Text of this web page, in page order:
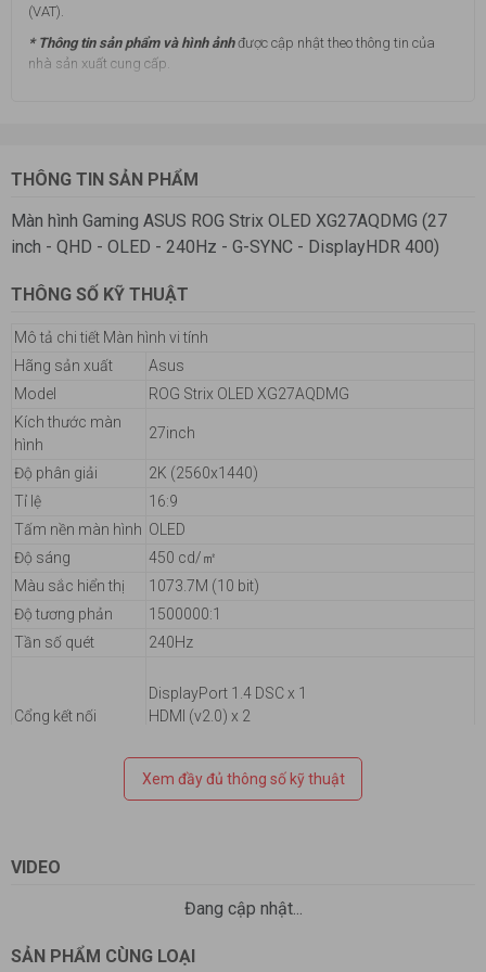
(VAT).
* Thông tin sản phẩm và hình ảnhđược cập nhật theo thông tin của
nhà sản xuất cung cấp.
THÔNG TIN SẢN PHẨM
Màn hình Gaming ASUS ROG Strix OLED XG27AQDMG (27
inch - QHD - OLED - 240Hz - G-SYNC - DisplayHDR 400)
THÔNG SỐ KỸ THUẬT
Mô tả chi tiết Màn hình vi tính
Hãng sản xuất
Asus
Model
ROG Strix OLED XG27AQDMG
Kích thước màn
hình
27inch
Độ phân giải
2K (2560x1440)
Tỉ lệ
16:9
Tấm nền màn hình OLED
Độ sáng
450 cd/㎡
Màu sắc hiển thị
1073.7M (10 bit)
Độ tương phản
1500000:1
Tần số quét
240Hz
Cổng kết nối
DisplayPort 1.4 DSC x 1
HDMI (v2.0) x 2
USB Hub: 2x USB 3.2 Gen 1 Type-A
0.03ms
Center
Điện năng tiêu thụ
Chế độ tiết kiệm năng lượng <0,5W
Xem đầy đủ thông số kỹ thuật
VIDEO
Đang cập nhật...
SẢN PHẨM CÙNG LOẠI